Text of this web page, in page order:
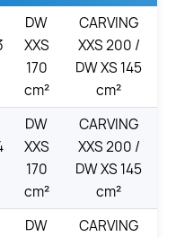
DW
XXS
170
cm²
CARVING
XXS 200 /
DW XS 145
cm²
DW
XXS
170
cm²
CARVING
XXS 200 /
DW XS 145
cm²
DW
CARVING